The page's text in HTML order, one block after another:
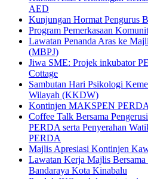
AED
Kunjungan Hormat Pengurus
Program Pemerkasaan
Lawatan Penanda Aras ke
(MBPJ)
Jiwa SME: Projek inkubator
Cottage
Sambutan Hari Psikologi
Wilayah (KKDW)
Kontinjen MAKSPEN
Coffee Talk Bersama
PERDA serta Penyerahan
PERDA
Majlis Apresiasi Kontinjen
Lawatan Kerja Majlis
Bandaraya Kota Kinabalu